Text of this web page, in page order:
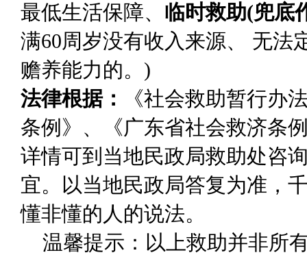
最低生活保障、 临时救助(兜底
满60周岁没有收入来源、 无法
赡养能力的。)
法律根据：
《社会救助暂行办
条例》、《广东省社会救济条
详情可到当地民政局救助处咨
宜。以当地民政局答复为准，
懂非懂的人的说法。
温馨提示：以上救助并非所